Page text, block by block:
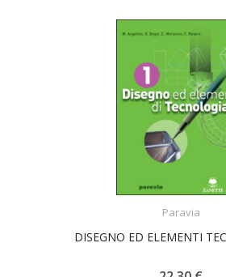
Paravia
DISEGNO ED ELEMENTI